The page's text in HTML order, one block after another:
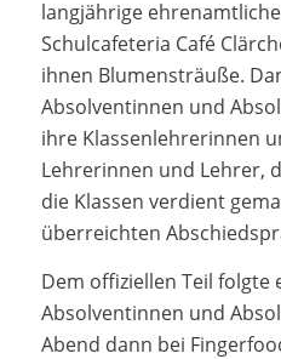
langjährige
Schulcafeteria Café
ihnen Blumensträuße.
Absolventinnen und
ihre Klassenlehrerinnen
Lehrerinnen und Lehrer,
die Klassen verdient
überreichten
Dem offiziellen Teil
Absolventinnen und
Abend dann bei